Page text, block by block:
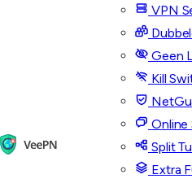
VPN
Geen
Kill
Online
Split
Extra